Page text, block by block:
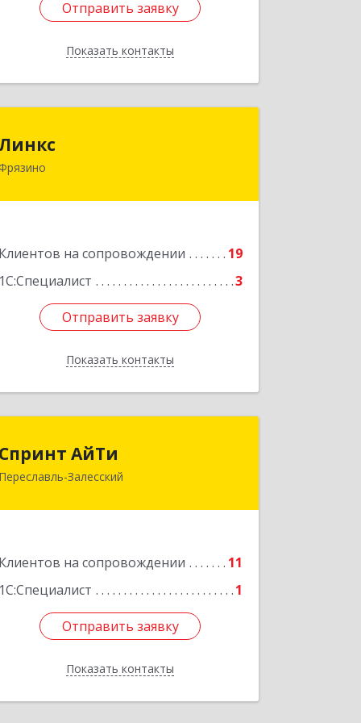
Отправить заявку
Показать контакты
Отправить заявку
Назад
Клиентов на сопровождении
19
1С:Специалист
3
Отправить заявку
Показать контакты
141190, Московская обл, Фрязино г,
Отправить заявку
Назад
Спринт АйТи
Переславль-Залесский
Клиентов на сопровождении
11
1С:Специалист
1
Отправить заявку
Показать контакты
152025, Ярославская обл, Переславль-
Подробнее
Отправить заявку
Назад